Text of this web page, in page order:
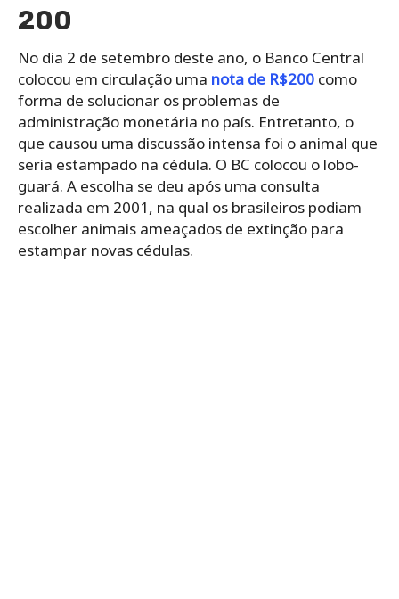
200
No dia 2 de setembro deste ano, o Banco Central
colocou em circulação uma nota de R$200 como
forma de solucionar os problemas de
administração monetária no país. Entretanto, o
que causou uma discussão intensa foi o animal que
seria estampado na cédula. O BC colocou o lobo-
guará. A escolha se deu após uma consulta
realizada em 2001, na qual os brasileiros podiam
escolher animais ameaçados de extinção para
estampar novas cédulas.